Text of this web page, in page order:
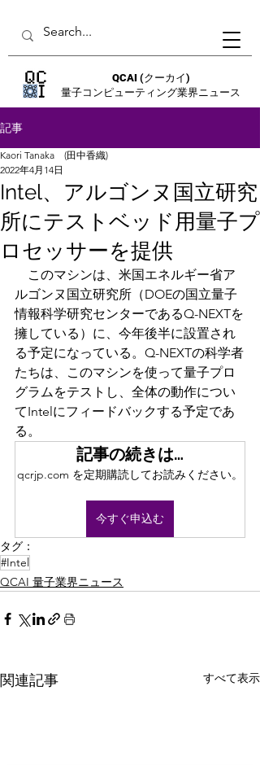
QCAI (クーカイ)
量子コンピューティング業界ニュース
記事
Intel、アルゴンヌ国立研究
所にテストベッド用量子プ
ロセッサーを提供
Kaori Tanaka (田中香織)
2022年4月14日
このマシンは、米国エネルギー省ア
ルゴンヌ国立研究所（DOEの国立量子
情報科学研究センターであるQ-NEXTを
擁している）に、今年後半に設置され
る予定になっている。Q-NEXTの科学者
たちは、このマシンを使って量子プロ
グラムをテストし、全体の動作につい
てIntelにフィードバックする予定であ
る。
記事の続きは…
qcrjp.com を定期購読してお読みください。
今すぐ申込む
タグ：
#Intel
QCAI 量子業界ニュース
関連記事 すべて表示